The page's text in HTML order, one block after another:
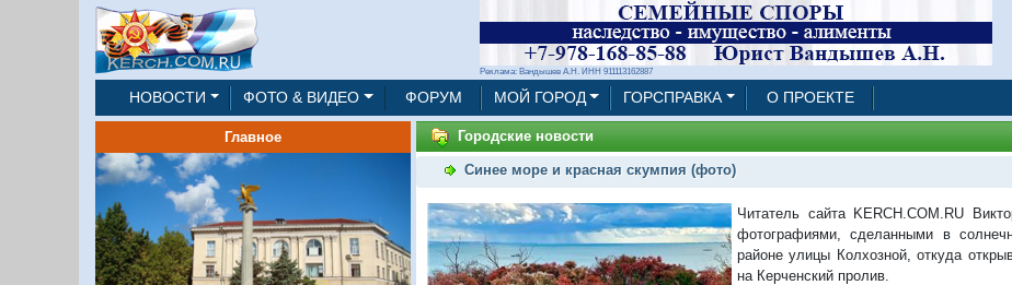
Реклама: Вандышев А.Н. ИНН 911113162887
НОВОСТИ ФОТО & ВИДЕО ФОРУМ МОЙ ГОРОД ГОРСПРАВКА О ПРОЕКТЕ
Главное Городские новости
Синее море и красная скумпия (фото)
Читатель сайта KERCH.COM.RU
фотографиями, сделанными в
районе улицы Колхозной, откуда
на Керченский пролив.